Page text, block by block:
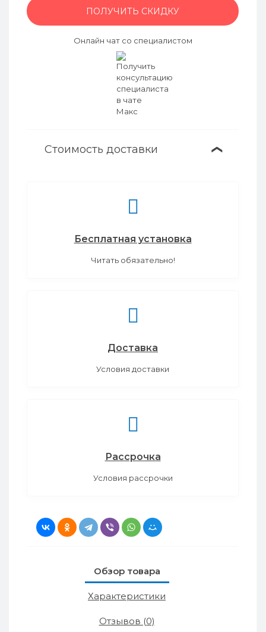
ПОЛУЧИТЬ СКИДКУ
Онлайн чат со специалистом
Стоимость доставки ❯
Бесплатная установка
Читать обязательно!
Доставка
Условия доставки
Рассрочка
Условия рассрочки
Обзор товара
Характеристики
Отзывов (0)